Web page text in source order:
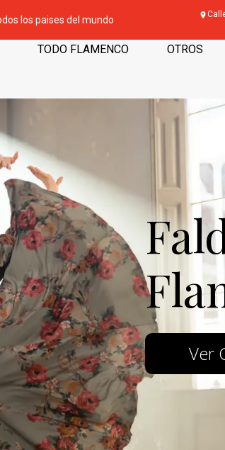
los paises del mundo
TODO FLAMENCO OTROS